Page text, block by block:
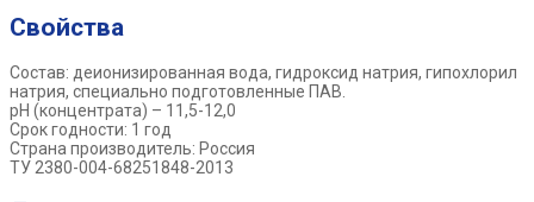
Свойства
Состав: деионизированная вода, гидроксид натрия, гипохлорил
натрия, специально подготовленные ПАВ.
рН (концентрата) – 11,5-12,0
Срок годности: 1 год
Страна производитель: Россия
ТУ 2380-004-68251848-2013